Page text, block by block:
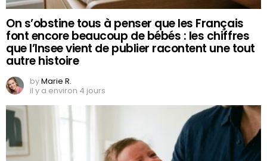
On s’obstine tous à penser que les Français
font encore beaucoup de bébés : les chiffres
que l’Insee vient de publier racontent une tout
autre histoire
byMarie R.
il y a environ 4 jours